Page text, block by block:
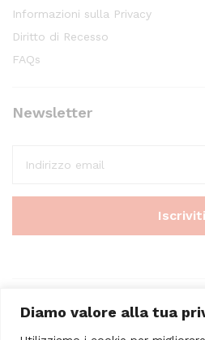
Diamo valore alla tua
Informazioni sulla Privacy
Diritto di Recesso
FAQs
Newsletter